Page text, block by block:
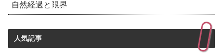
自然経過と限界
人気記事